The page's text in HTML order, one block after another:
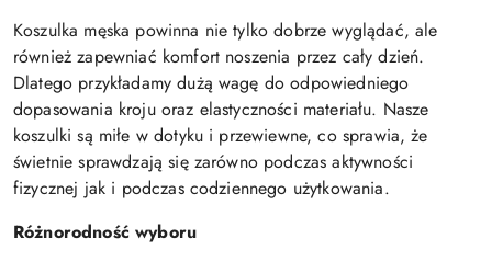
Koszulka męska powinna nie tylko dobrze wyglądać, ale
również zapewniać komfort noszenia przez cały dzień.
Dlatego przykładamy dużą wagę do odpowiedniego
dopasowania kroju oraz elastyczności materiału. Nasze
koszulki są miłe w dotyku i przewiewne, co sprawia, że
świetnie sprawdzają się zarówno podczas aktywności
fizycznej jak i podczas codziennego użytkowania.
Różnorodność wyboru